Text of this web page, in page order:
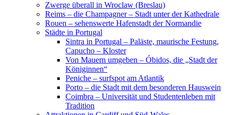
Zwerge überall in Wroclaw (Breslau)
Reims – die Champagner – Stadt unter der Kathedrale
Rouen – sehenswerte Hafenstadt der Normandie
Städte in Portugal
Sintra in Portugal – Paläste, maurische Festung,
Capucho – Kloster
Von Mauern umgeben – Óbidos, die „Stadt der
Königinnen“
Peniche – surfspot am Atlantik
Porto – die Stadt mit dem besonderen Hauswein
Coimbra – Universität und Studentenleben mit
Tradition